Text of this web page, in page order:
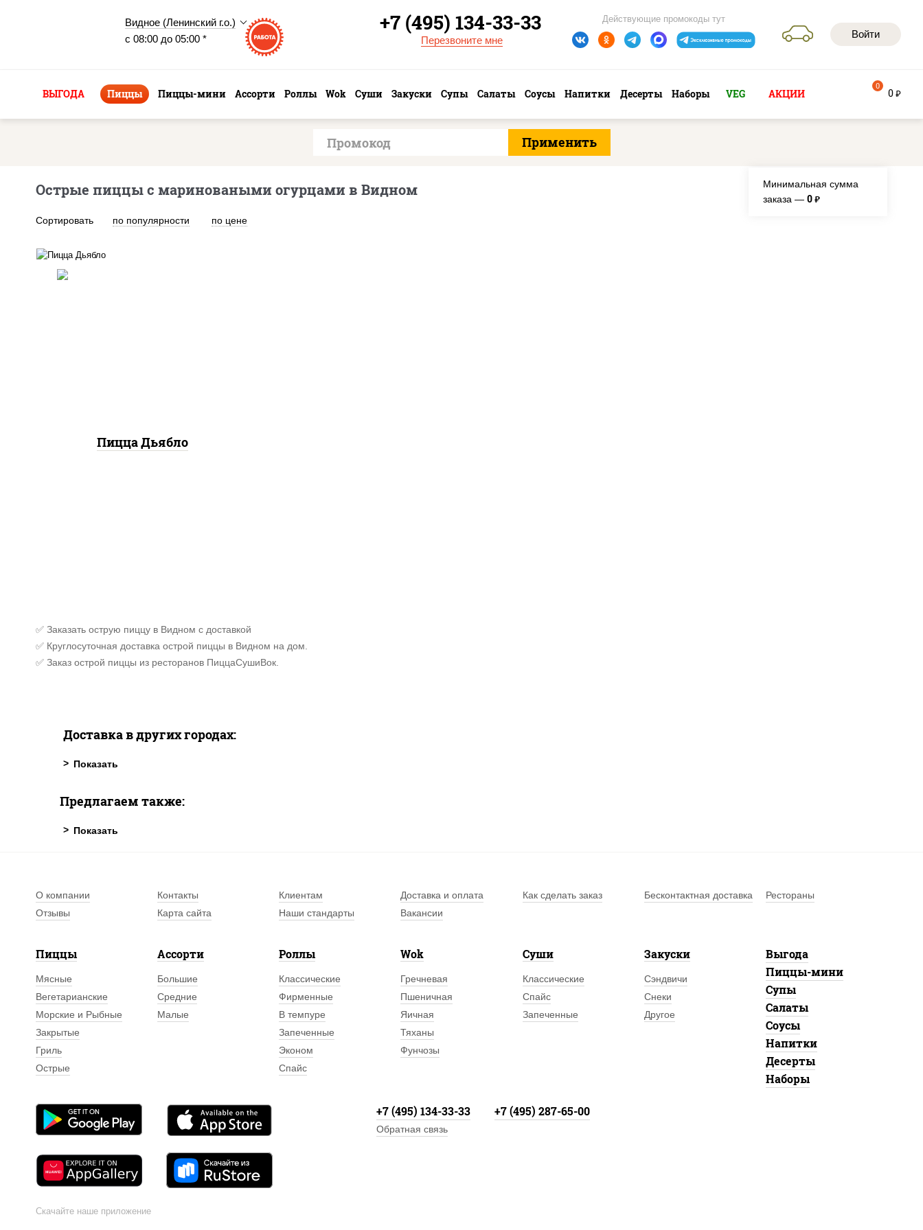
Видное (Ленинский г.о.)
с 08:00 до 05:00 *
Войти
Действующие промокоды тут
+7 (495) 134-33-33
Перезвоните мне
ВЫГОДА Пиццы Пиццы-мини Ассорти Роллы Wok Суши Закуски Супы Салаты Соусы Напитки Десерты Наборы VEG АКЦИИ 0 руб
0
Острые пиццы с мариноваными огурцами в Видном
Сортировать по популярности по цене
Минимальная сумма
заказа — 0 руб.
Пицца Дьябло
✅ Заказать острую пиццу в Видном с доставкой
✅ Круглосуточная доставка острой пиццы в Видном на дом.
✅ Заказ острой пиццы из ресторанов ПиццаСушиВок.
Доставка в других городах:
Предлагаем также:
О компании Контакты Клиентам Доставка и оплата Как сделать заказ Бесконтактная доставка
Рестораны
Отзывы
Карта сайта Наши стандарты Вакансии
Пиццы
Мясные
Вегетарианские
Морские и Рыбные
Закрытые
Гриль
Острые
Ассорти
Большие
Средние
Малые
Роллы
Классические
Фирменные
В темпуре
Запеченные
Эконом
Спайс
Wok
Гречневая
Пшеничная
Яичная
Тяханы
Фунчозы
Суши
Классические
Спайс
Запеченные
Закуски
Сэндвичи
Снеки
Другое
Выгода
Пиццы-мини
Супы
Салаты
Соусы
Напитки
Десерты
Наборы
Скачайте наше приложение
+7 (495) 134-33-33 +7 (495) 287-65-00
Обратная связь